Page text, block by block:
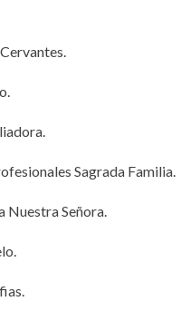
Sagrada Familia.
Nuestra Señora.